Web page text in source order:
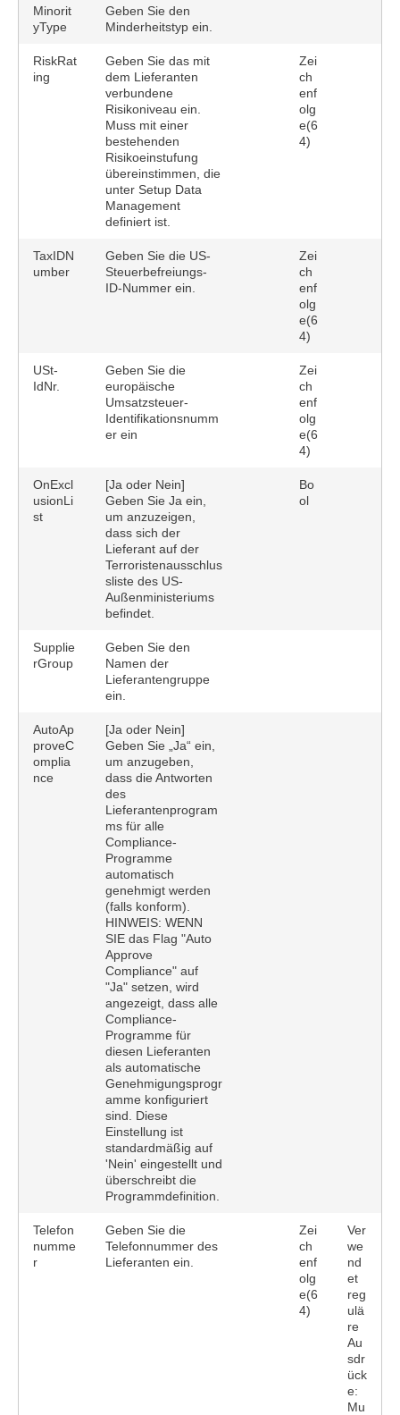
Minorit
yType
Geben Sie den
Minderheitstyp ein.
RiskRat
ing
Geben Sie das mit
dem Lieferanten
verbundene
Risikoniveau ein.
Muss mit einer
bestehenden
Risikoeinstufung
übereinstimmen, die
unter Setup Data
Management
definiert ist.
Zei
ch
enf
olg
e(6
4)
TaxIDN
umber
Geben Sie die US-
Steuerbefreiungs-
ID-Nummer ein.
Zei
ch
enf
olg
e(6
4)
USt-
IdNr.
Geben Sie die
europäische
Umsatzsteuer-
Identifikationsnumm
er ein
Zei
ch
enf
olg
e(6
4)
OnExcl
usionLi
st
[Ja oder Nein]
Geben Sie Ja ein,
um anzuzeigen,
dass sich der
Lieferant auf der
Terroristenausschlus
sliste des US-
Außenministeriums
befindet.
Bo
ol
Supplie
rGroup
Geben Sie den
Namen der
Lieferantengruppe
ein.
AutoAp
proveC
omplia
nce
[Ja oder Nein]
Geben Sie „Ja“ ein,
um anzugeben,
dass die Antworten
des
Lieferantenprogram
ms für alle
Compliance-
Programme
automatisch
genehmigt werden
(falls konform).
HINWEIS: WENN
SIE das Flag "Auto
Approve
Compliance" auf
"Ja" setzen, wird
angezeigt, dass alle
Compliance-
Programme für
diesen Lieferanten
als automatische
Genehmigungsprogr
amme konfiguriert
sind. Diese
Einstellung ist
standardmäßig auf
'Nein' eingestellt und
überschreibt die
Programmdefinition.
Telefon
numme
r
Geben Sie die
Telefonnummer des
Lieferanten ein.
Zei
ch
enf
olg
e(6
4)
Ver
we
nd
et
reg
ulä
re
Au
sdr
ück
e:
Mu